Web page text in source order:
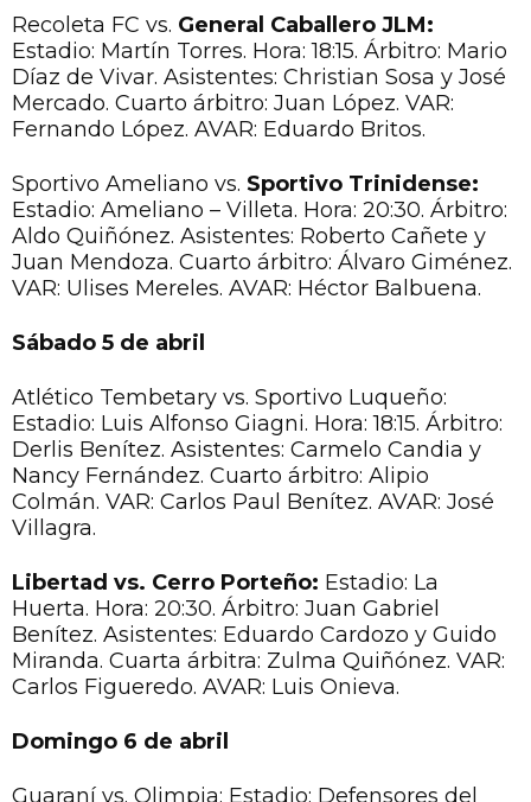
Recoleta FC vs. General Caballero JLM:
Estadio: Martín Torres. Hora: 18:15. Árbitro: Mario
Díaz de Vivar. Asistentes: Christian Sosa y José
Mercado. Cuarto árbitro: Juan López. VAR:
Fernando López. AVAR: Eduardo Britos.
Sportivo Ameliano vs. Sportivo Trinidense:
Estadio: Ameliano – Villeta. Hora: 20:30. Árbitro:
Aldo Quiñónez. Asistentes: Roberto Cañete y
Juan Mendoza. Cuarto árbitro: Álvaro Giménez.
VAR: Ulises Mereles. AVAR: Héctor Balbuena.
Sábado 5 de abril
Atlético Tembetary vs. Sportivo Luqueño:
Estadio: Luis Alfonso Giagni. Hora: 18:15. Árbitro:
Derlis Benítez. Asistentes: Carmelo Candia y
Nancy Fernández. Cuarto árbitro: Alipio
Colmán. VAR: Carlos Paul Benítez. AVAR: José
Villagra.
Libertad vs. Cerro Porteño: Estadio: La
Huerta. Hora: 20:30. Árbitro: Juan Gabriel
Benítez. Asistentes: Eduardo Cardozo y Guido
Miranda. Cuarta árbitra: Zulma Quiñónez. VAR:
Carlos Figueredo. AVAR: Luis Onieva.
Domingo 6 de abril
Guaraní vs. Olimpia: Estadio: Defensores del